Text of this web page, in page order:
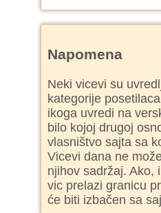
Napomena
Neki vicevi su
kategorije
ikoga uvredi na
bilo kojoj drugoj
vlasništvo sajta sa
Vicevi dana ne
njihov sadržaj. Ako,
vic prelazi granicu
će biti izbačen sa